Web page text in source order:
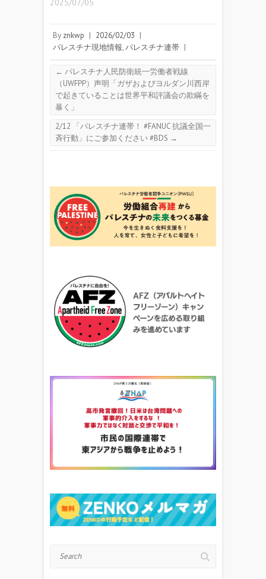
By znkwp | 2026/02/03 |
パレスチナ現地情報,パレスチナ連帯 |
← パレスチナ人民防衛統一労働者戦線
（UWFPP）声明「ガザおよびヨルダン川西岸
で起きていることは世界平和評議会の欺瞞を
暴く」
2/12 「パレスチナ連帯！ #FANUC 抗議全国一
斉行動」にご参加ください #BDS →